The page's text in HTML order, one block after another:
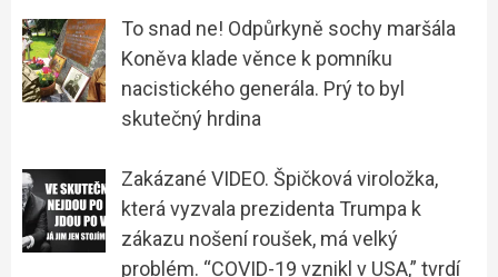
To snad ne! Odpůrkyně sochy maršála
Koněva klade věnce k pomníku
nacistického generála. Prý to byl
skutečný hrdina
Zakázané VIDEO. Špičková viroložka,
která vyzvala prezidenta Trumpa k
zákazu nošení roušek, má velký
problém. “COVID-19 vznikl v USA,” tvrdí